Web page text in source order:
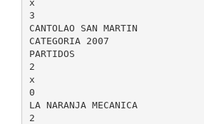
x
3
CANTOLAO SAN MARTIN
CATEGORIA 2007
PARTIDOS
2
x
0
LA NARANJA MECANICA
2